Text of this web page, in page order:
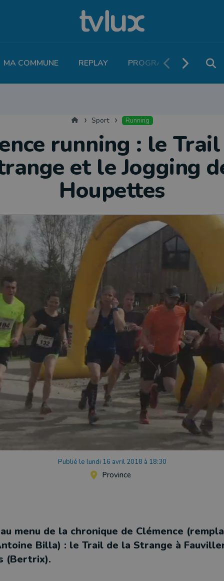
MA COMMUNE REPLAY PROGRAMME TV
AccueilSport Running
running : le
et le Jogging
Houpettes
Publié le lundi 16 avril 2018 à 18:30
Province
menu de la chronique de Clémence
Billa) : le Trail de la Strange à
(Bertrix).